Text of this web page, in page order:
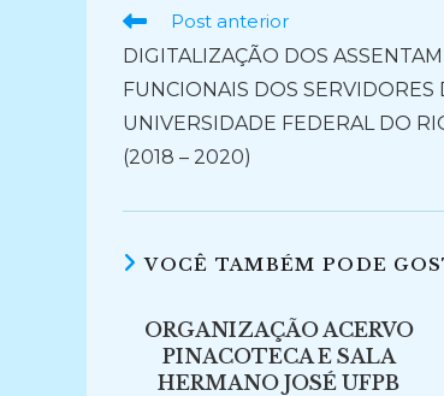
Ler
artigos
Post anterior
DIGITALIZAÇÃO DOS
FUNCIONAIS DOS SERVIDORES
UNIVERSIDADE FEDERAL DO
(2018 – 2020)
VOCÊ TAMBÉM PODE
ORGANIZAÇÃO ACERVO
PINACOTECA E SALA
HERMANO JOSÉ UFPB